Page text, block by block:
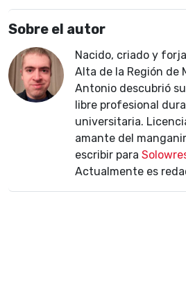
Sobre el autor
Nacido, criado y
Alta de la Región de
Antonio descubrió
libre profesional
universitaria.
amante del
escribir para
Actualmente es